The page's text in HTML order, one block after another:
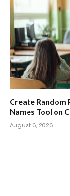
Create Random
Names Tool on
August 6, 2026